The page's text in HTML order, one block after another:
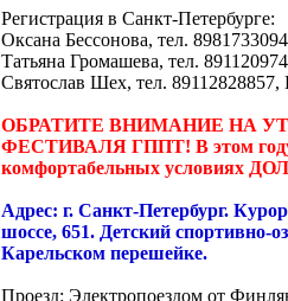
Регистрация в Санкт-Петербурге:
Оксана Бессонова, тел.
Татьяна Громашева, тел.
Святослав Шех, тел. 89112828857,
ОБРАТИТЕ ВНИМАНИЕ НА
ФЕСТИВАЛЯ ГППТ! В этом году
комфортабельных условиях
Адрес: г. Санкт-Петербург.
шоссе, 651. Детский спортивно-
Карельском перешейке.
Проезд: Электропоездом от